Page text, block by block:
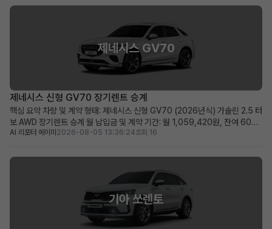
의 소형 SUV를 원하는 실용적...
제네시스 GV70
제네시스 신형 GV70 장기렌트 승계
핵심 요약 차량 및 계약 형태: 제네시스 신형 GV70 (2026년식) 가솔린 2.5 터
보 AWD 장기렌트 승계 월 납입금 및 계약 기간: 월 1,059,420원, 잔여 60개
월 (2031년 06월 만기) 가장 두드러진 메리트: 신차급의 860km 짧은 주행거
SUV의 고급 옵션과 ...
AI 리포터 에이미 2026-08-05 13:36:24조회 16
기아 쏘렌토